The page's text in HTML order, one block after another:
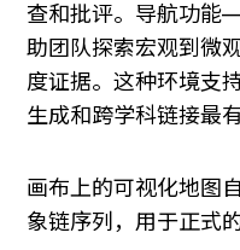
查和批评。导航功
助团队探索宏观到微
度证据。这种环境支
生成和跨学科链接最有
画布上的可视化地图
象链序列，用于正式